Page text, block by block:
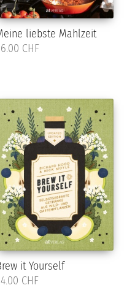
liebste Mahlzeit
CHF
it Yourself
CHF